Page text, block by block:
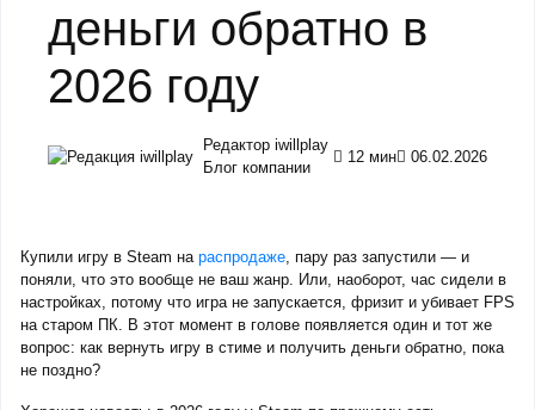
деньги обратно в
2026 году
Редактор iwillplay
Блог компании
12 мин 06.02.2026
Купили игру в Steam на распродаже, пару раз запустили — и
поняли, что это вообще не ваш жанр. Или, наоборот, час сидели в
настройках, потому что игра не запускается, фризит и убивает FPS
на старом ПК. В этот момент в голове появляется один и тот же
вопрос: как вернуть игру в стиме и получить деньги обратно, пока
не поздно?